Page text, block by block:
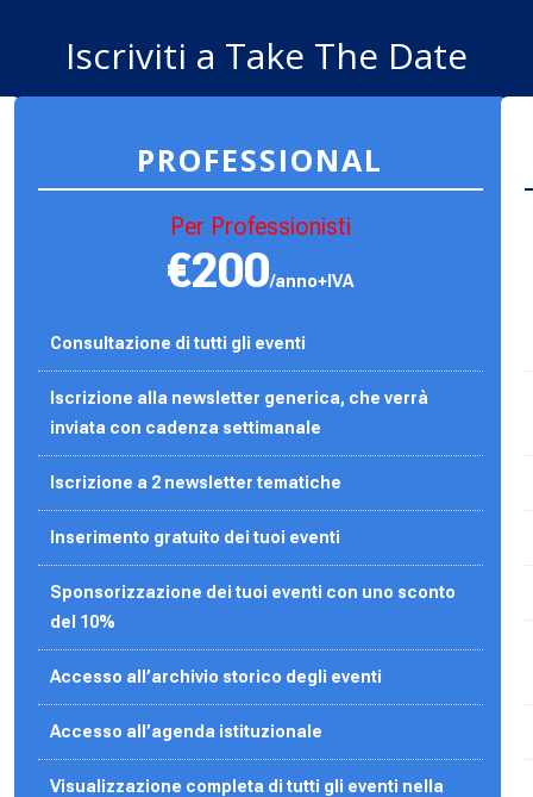
Iscriviti a Take The Date
PROFESSIONAL
Per Professionisti
€200/anno+IVA
Consultazione di tutti gli eventi
Iscrizione alla newsletter generica, che verrà
inviata con cadenza settimanale
Iscrizione a 2 newsletter tematiche
Inserimento gratuito dei tuoi eventi
Sponsorizzazione dei tuoi eventi con uno sconto
del 10%
Accesso all’archivio storico degli eventi
Accesso all’agenda istituzionale
Visualizzazione completa di tutti gli eventi nella